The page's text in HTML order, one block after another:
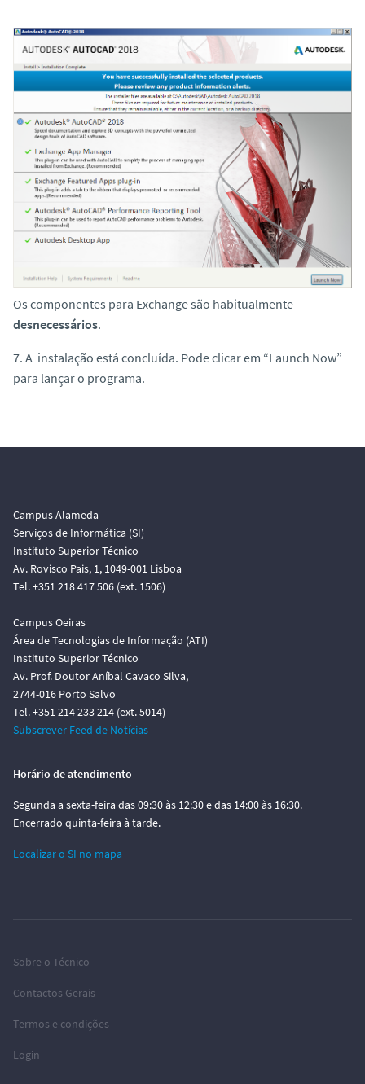
Os componentes para Exchange são habitualmente
desnecessários.
7. A instalação está concluída. Pode clicar em “Launch Now”
para lançar o programa.
Campus Alameda
Serviços de Informática (SI)
Instituto Superior Técnico
Av. Rovisco Pais, 1, 1049-001 Lisboa
Tel. +351 218 417 506 (ext. 1506)
Campus Oeiras
Área de Tecnologias de Informação (ATI)
Instituto Superior Técnico
Av. Prof. Doutor Aníbal Cavaco Silva,
2744-016 Porto Salvo
Tel. +351 214 233 214 (ext. 5014)
Subscrever Feed de Notícias
Horário de atendimento
Segunda a sexta-feira das 09:30 às 12:30 e das 14:00 às 16:30.
Encerrado quinta-feira à tarde.
Localizar o SI no mapa
Sobre o Técnico
Contactos Gerais
Termos e condições
Login